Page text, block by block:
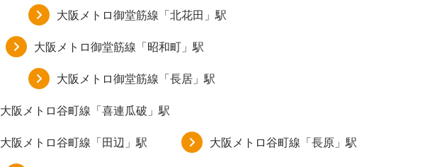
大阪メトロ御堂筋線「北花田」駅
大阪メトロ御堂筋線「昭和町」駅
大阪メトロ御堂筋線「長居」駅
大阪メトロ谷町線「喜連瓜破」駅
大阪メトロ谷町線「田辺」駅 大阪メトロ谷町線「長原」駅